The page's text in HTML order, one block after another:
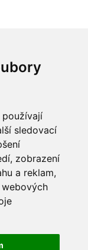
sledovací
zobrazení
a reklam,
naší firmě